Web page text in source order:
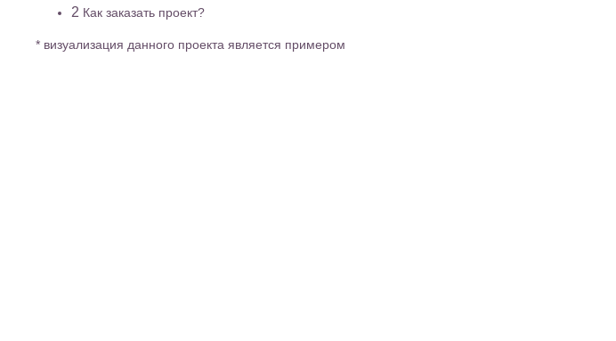
2 Как заказать проект?
* визуализация данного проекта является примером